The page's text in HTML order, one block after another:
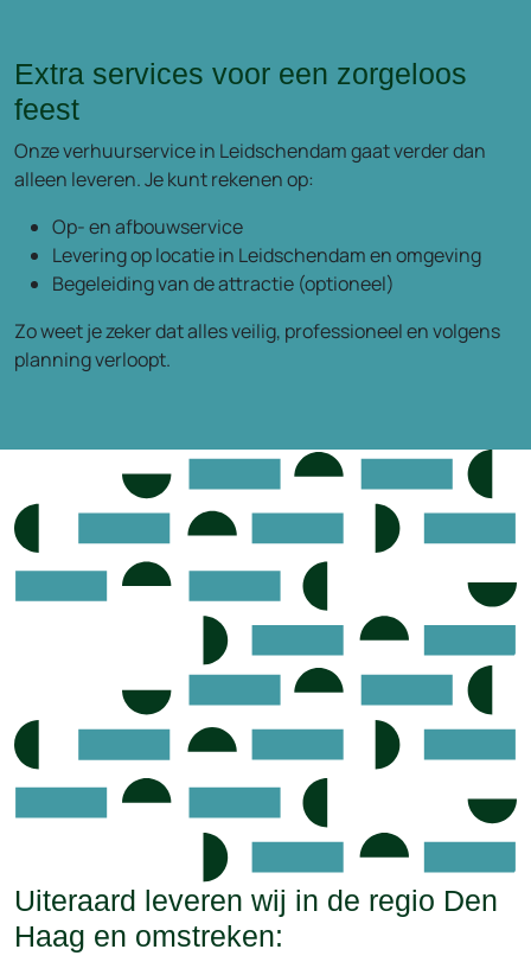
Extra services voor een zorgeloos
feest
Onze verhuurservice in Leidschendam gaat verder dan
alleen leveren. Je kunt rekenen op:
Op- en afbouwservice
Levering op locatie in Leidschendam en omgeving
Begeleiding van de attractie (optioneel)
Zo weet je zeker dat alles veilig, professioneel en volgens
planning verloopt.
Uiteraard leveren wij in de regio Den
Haag en omstreken: